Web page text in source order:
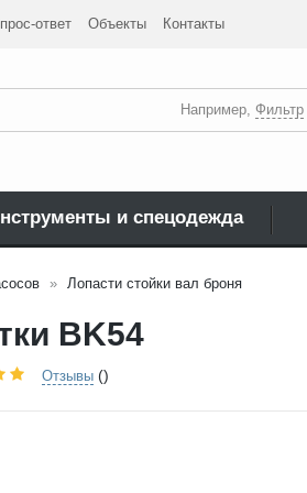
ответ Объекты Контакты
Например, Фильтр
и спецодежда
Лопасти стойки вал броня
BK54
Отзывы ()